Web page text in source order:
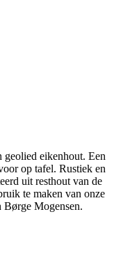
eikenhout. Een
op tafel. Rustiek en
uit resthout van de
te maken van onze
Børge Mogensen.